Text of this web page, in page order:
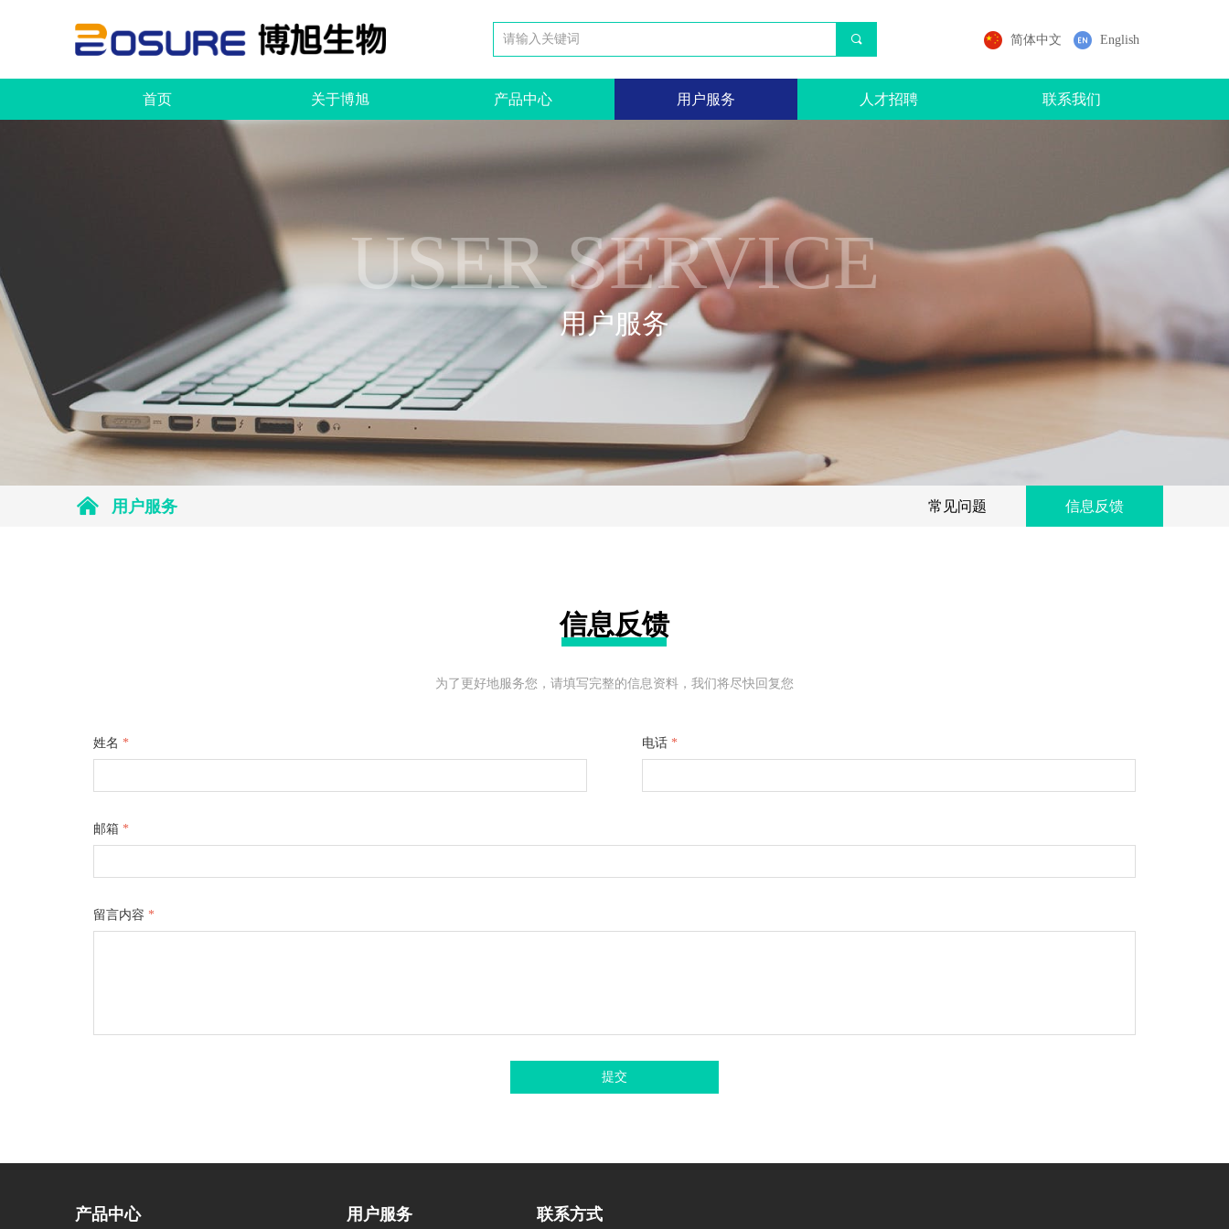
首页 关于博旭 产品中心 用户服务 人才招聘 联系我们
简体中文 English
끠
常见问题 信息反馈
낀 用户服务
信息反馈
为了更好地服务您，请填写完整的信息资料，我们将尽快回复您
姓名 * 电话 *
邮箱 *
留言内容 *
提交
USER SERVICE
用户服务
联系方式
用户服务
产品中心